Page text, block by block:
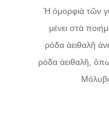
Ἡ ὀμορφιὰ τῶν
μένει στὰ
ρόδα ἀειθαλῆ
ρόδα ἀειθαλῆ,